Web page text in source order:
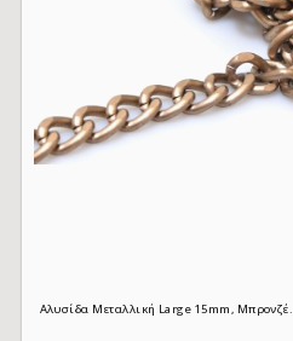
Αλυσίδα Μεταλλική Large 15mm, Μπρονζέ.